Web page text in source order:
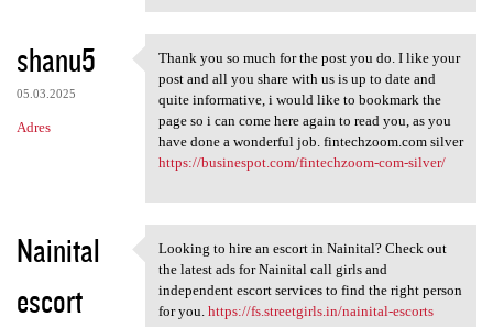
shanu5
05.03.2025
Adres
Thank you so much for the
Thank you so much for the post you do. I like your
post and all you share with us is up to date and
quite informative, i would like to bookmark the
page so i can come here again to read you, as you
have done a wonderful job. fintechzoom.com silver
https://businespot.com/fintechzoom-com-silver/
Nainital
escort
Looking to hire an escort in
Looking to hire an escort in Nainital? Check out
the latest ads for Nainital call girls and
independent escort services to find the right person
for you. https://fs.streetgirls.in/nainital-escorts